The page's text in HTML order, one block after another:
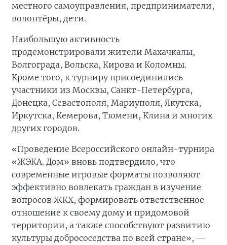
местного самоуправления, предприниматели,
волонтёры, дети.
Наибольшую активность
продемонстрировали жители Махачкалы,
Волгограда, Вольска, Кирова и Коломны.
Кроме того, к турниру присоединились
участники из Москвы, Санкт-Петербурга,
Донецка, Севастополя, Мариуполя, Якутска,
Иркутска, Кемерова, Тюмени, Клина и многих
других городов.
«Проведение Всероссийского онлайн-турнира
«ЖЭКА. Дом» вновь подтвердило, что
современные игровые форматы позволяют
эффективно вовлекать граждан в изучение
вопросов ЖКХ, формировать ответственное
отношение к своему дому и придомовой
территории, а также способствуют развитию
культуры добрососедства по всей стране», —